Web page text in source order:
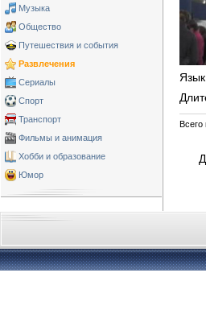
Музыка
Общество
Путешествия и события
Развлечения
Сериалы
Спорт
Транспорт
Фильмы и анимация
Хобби и образование
Юмор
Язык